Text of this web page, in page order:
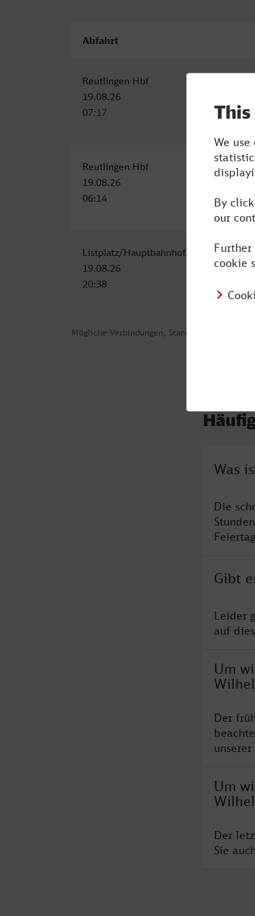
Mögliche Verbindungen, Stand: 2026-08-05
Abfahrt
Reutlingen Hbf
19.08.26
07:17
Reutlingen Hbf
19.08.26
06:14
Listplatz/Hauptbahnhof, Reutlingen
19.08.26
20:38
Was
Die
Gibt
Leider
auf
Um
Der
Um
Der
Sie